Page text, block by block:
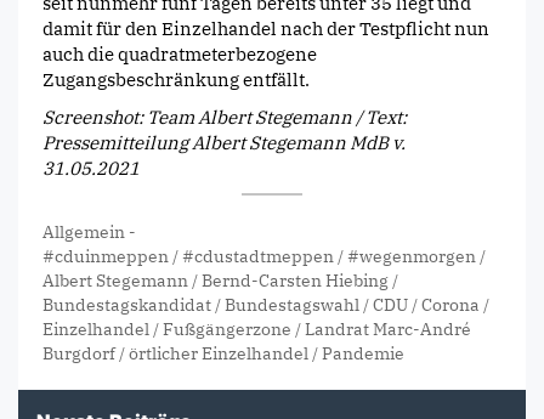
damit für den Einzelhandel nach der Testpflicht nun
auch die quadratmeterbezogene
Zugangsbeschränkung entfällt.
Screenshot: Team Albert Stegemann / Text:
Pressemitteilung Albert Stegemann MdB v.
31.05.2021
Allgemein -
#cduinmeppen /#cdustadtmeppen /#wegenmorgen /
Albert Stegemann /Bernd-Carsten Hiebing /
Bundestagskandidat /Bundestagswahl /CDU /Corona /
Einzelhandel /Fußgängerzone /Landrat Marc-André
Burgdorf/örtlicher Einzelhandel /Pandemie